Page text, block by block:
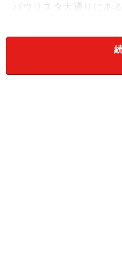
パウリスタ大通りにあ
社の調査によると、市
です。